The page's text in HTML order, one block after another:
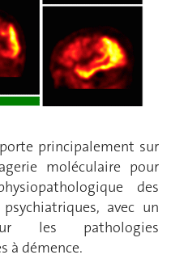
principalement sur
moléculaire pour
des
avec un
les pathologies
à démence.